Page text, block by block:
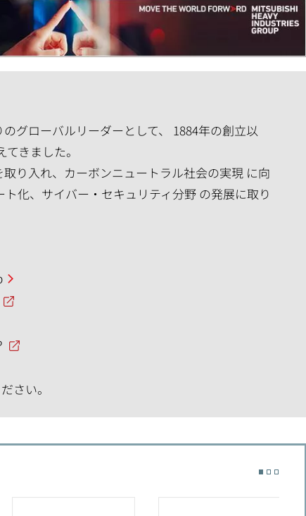
グローバルリーダーとして、 1884年の創立以
きました。
り入れ、カーボンニュートラル社会の実現 に向
化、サイバー・セキュリティ分野 の発展に取り
さい。